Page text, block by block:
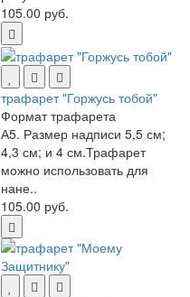
105.00 руб.
трафарет "Горжусь тобой"
Формат трафарета
А5. Размер надписи 5,5 см;
4,3 см; и 4 см.Трафарет
можно использовать для
нане..
105.00 руб.